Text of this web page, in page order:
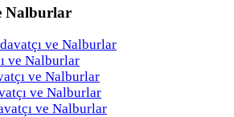
Nalburlar
ve Nalburlar
ve Nalburlar
ve Nalburlar
ve Nalburlar
ve Nalburlar